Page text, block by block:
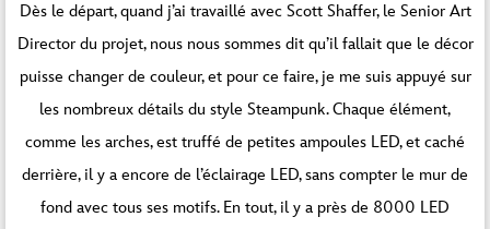
Dès le départ, quand j’ai travaillé avec Scott Shaffer, le Senior Art
Director du projet, nous nous sommes dit qu’il fallait que le décor
puisse changer de couleur, et pour ce faire, je me suis appuyé sur
les nombreux détails du style Steampunk. Chaque élément,
comme les arches, est truffé de petites ampoules LED, et caché
derrière, il y a encore de l’éclairage LED, sans compter le mur de
fond avec tous ses motifs. En tout, il y a près de 8000 LED